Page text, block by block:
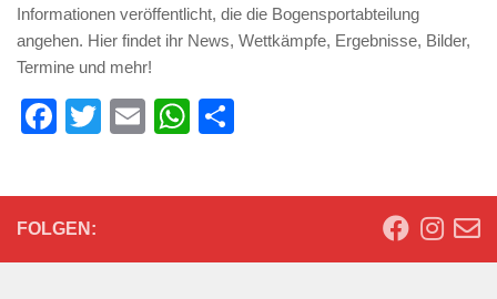
Informationen veröffentlicht, die die Bogensportabteilung
angehen. Hier findet ihr News, Wettkämpfe, Ergebnisse, Bilder,
Termine und mehr!
Facebook
Twitter
EmailWhatsApp
FOLGEN: